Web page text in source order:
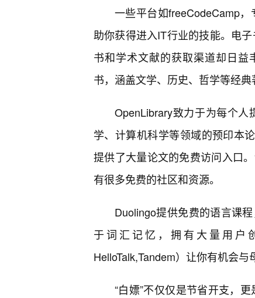
一些平台如freeCodeCamp
助你获得进入IT行业的技能。电
书和学术文献的获取渠道却日益
书，涵盖文学、历史、哲学等经典
OpenLibrary致力于为每个
学、计算机科学等领域的预印本
提供了大量论文的免费访问入口
有很多免费的社区和资源。
Duolingo提供免费的语言课
于词汇记忆，拥有大量用户
HelloTalk,Tandem）让你有机会与
“白嫖”不仅仅是节省开支，